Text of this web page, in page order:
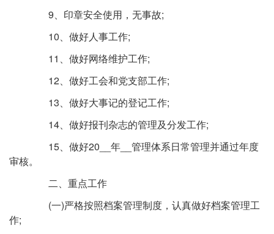
9、印章安全使用，无事故;
10、做好人事工作;
11、做好网络维护工作;
12、做好工会和党支部工作;
13、做好大事记的登记工作;
14、做好报刊杂志的管理及分发工作;
15、做好20__年__管理体系日常管理并通过年度
审核。
二、重点工作
(一)严格按照档案管理制度，认真做好档案管理工
作;